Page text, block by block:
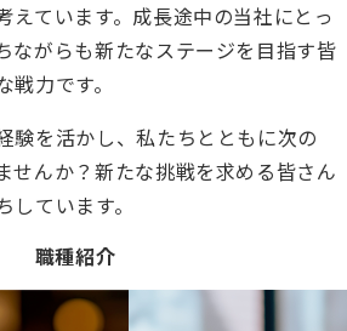
ています。 成長途中の当社にとっ
ながらも新たなステージを目指す皆
力です。
験を活かし、私たちとともに次の
せんか？ 新たな挑戦を求める皆さん
ています。
職種紹介